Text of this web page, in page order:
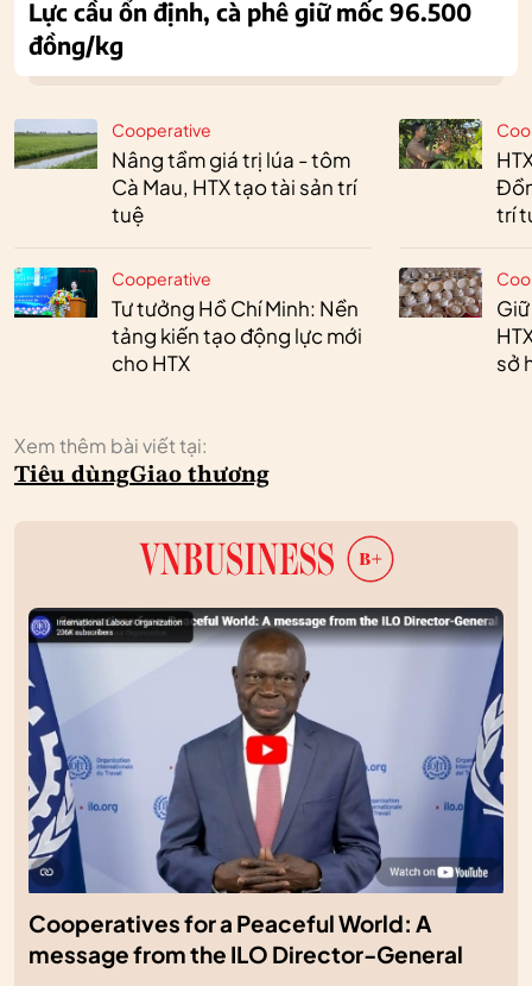
Cooperative
Nâng tầm giá trị lúa - tôm
Cà Mau, HTX tạo tài sản trí
tuệ
Cooperative
Tư tưởng Hồ Chí Minh: Nền
tảng kiến tạo động lực mới
cho HTX
trí
sở
Xem thêm bài viết tại:
Tiêu dùngGiao thương
Lực cầu ổn định, cà phê giữ mốc 96.500
đồng/kg
Cooperatives for a Peaceful World: A
message from the ILO Director-General